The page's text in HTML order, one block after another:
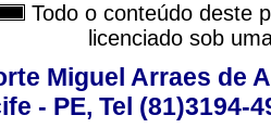
Todo o conteúdo deste
licenciado sob
Miguel Arraes de
- PE, Tel (81)3194-